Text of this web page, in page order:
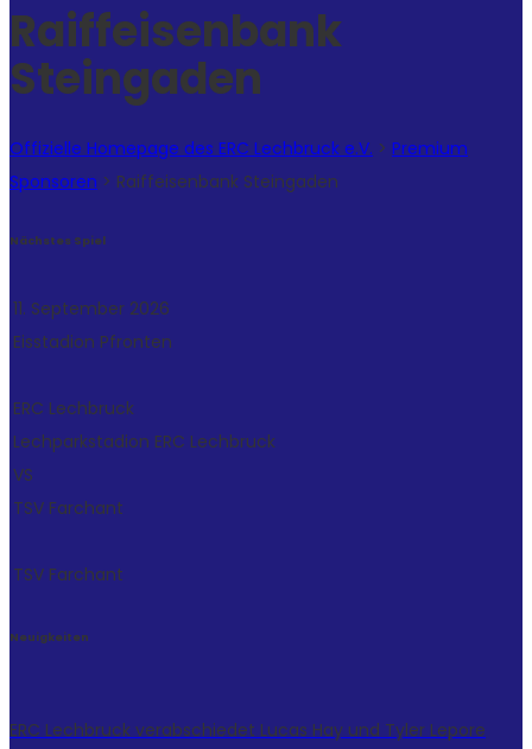
Raiffeisenbank
Steingaden
Offizielle Homepage des ERC Lechbruck e.V. > Premium
Sponsoren > Raiffeisenbank Steingaden
Nächstes Spiel
11. September 2026
Eisstadion Pfronten
ERC Lechbruck
Lechparkstadion ERC Lechbruck
VS
TSV Farchant
TSV Farchant
Neuigkeiten
ERC Lechbruck verabschiedet Lucas Hay und Tyler Lepore